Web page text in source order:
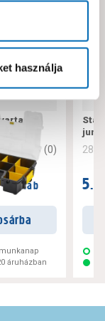
használja
0 (0)
/ darab
áruházban